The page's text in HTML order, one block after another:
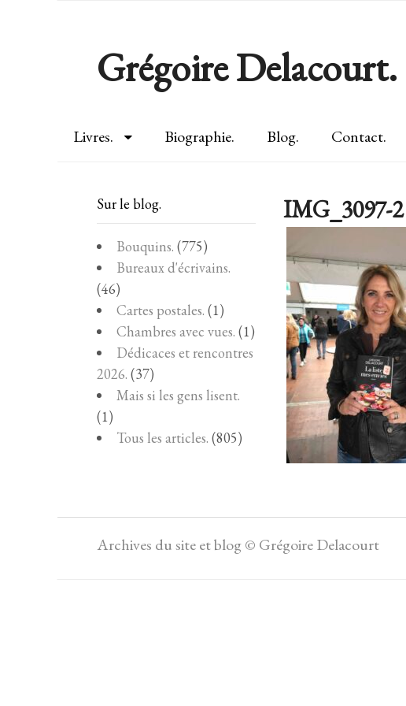
Grégoire Delacourt.
Livres. Biographie. Blog. Contact.
IMG_3097-2
Sur le blog.
Bouquins. (775)
Bureaux d'écrivains.
(46)
Cartes postales. (1)
Chambres avec vues. (1)
Dédicaces et rencontres
2026. (37)
Mais si les gens lisent.
(1)
Tous les articles. (805)
Archives du site et blog © Grégoire Delacourt